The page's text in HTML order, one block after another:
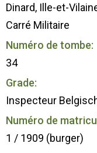
Dinard, Ille-et-
Carré Militaire
Numéro de tombe:
34
Grade:
Inspecteur
Numéro de
1 / 1909 (burger)